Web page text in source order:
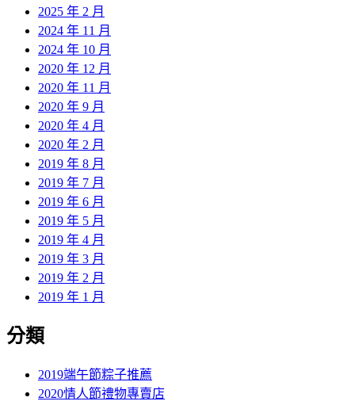
2025 年 2 月
2024 年 11 月
2024 年 10 月
2020 年 12 月
2020 年 11 月
2020 年 9 月
2020 年 4 月
2020 年 2 月
2019 年 8 月
2019 年 7 月
2019 年 6 月
2019 年 5 月
2019 年 4 月
2019 年 3 月
2019 年 2 月
2019 年 1 月
分類
2019端午節粽子推薦
2020情人節禮物專賣店